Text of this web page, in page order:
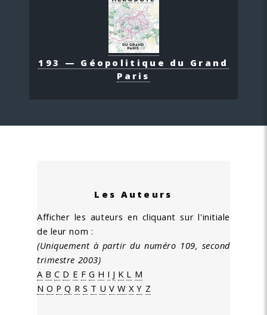
193 — Géopolitique du Grand
Paris
Les Auteurs
Afficher les auteurs en cliquant sur l'initiale
de leur nom :
(Uniquement à partir du numéro 109, second
trimestre 2003)
A B C D E F G H I J K L M
N O P Q R S T U V W X Y Z